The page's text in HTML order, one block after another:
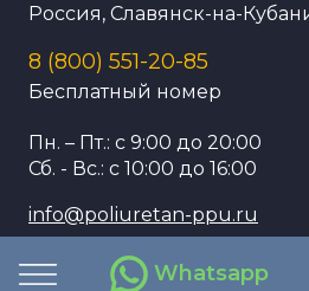
Whatsapp
Россия, Славянск-на-
8 (800) 551-20-85
Бесплатный номер
Пн. – Пт.: с 9:00 до 20:00
Сб. - Вс.: с 10:00 до 16:00
info@poliuretan-ppu.ru